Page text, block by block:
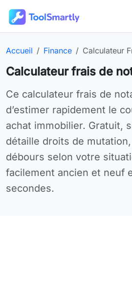
Outils en ligne gratuits
Page d’accueil :
Accueil Catégorie :
Finance Outil en
Calculateur
Calculateur frais de
Utilisez Calculateur Frais de
Ce calculateur frais de
d’estimer rapidement le
achat immobilier. Gratuit,
détaille droits de
débours selon votre
facilement ancien et neuf
secondes.